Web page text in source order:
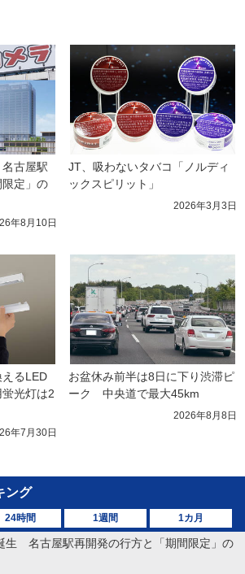
古屋駅
定」の
年8月10日
JT、吸わないタバコ「ノルディ
ックスピリット」
2026年3月3日
るLED
光灯は2
年7月30日
お盆休み前半は8日に下り渋滞ピ
ーク　中央道で最大45km
2026年8月8日
ング
24時間 1週間 1カ月
生 名古屋駅再開発の行方と「期間限定」の